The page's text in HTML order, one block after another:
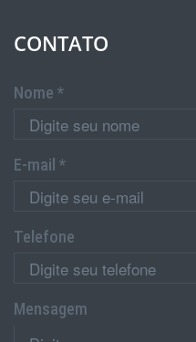
CONTATO
Nome *
E-mail *
Telefone
Mensagem